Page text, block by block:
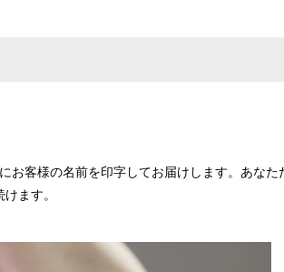
お客様の名前を印字してお届けします。あなた
ます。